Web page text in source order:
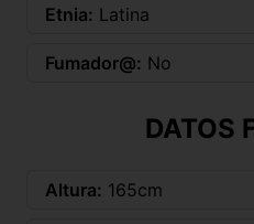
Etnia: Latina
Fumador@: No
DATOS
Altura: 165cm